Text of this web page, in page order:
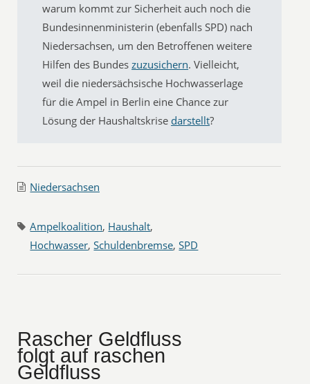
warum kommt zur Sicherheit auch noch die
Bundesinnenministerin (ebenfalls SPD) nach
Niedersachsen, um den Betroffenen weitere
Hilfen des Bundeszuzusichern. Vielleicht,
weil die niedersächsische Hochwasserlage
für die Ampel in Berlin eine Chance zur
Lösung der Haushaltskrise darstellt?
Niedersachsen
Ampelkoalition, Haushalt,
Hochwasser,Schuldenbremse,SPD
Rascher Geldfluss
folgt auf raschen
Geldfluss